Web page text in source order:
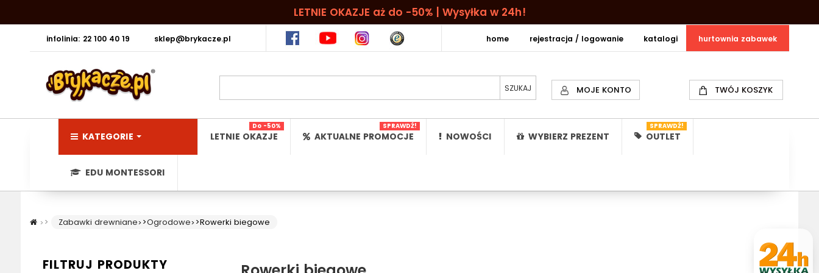
LETNIE OKAZJE aż do -50% | Wysyłka w 24h!
infolinia: 22 100 40 19 sklep@brykacze.pl hurtownia zabawek
katalogi
rejestracja / logowanie
home
MOJE KONTO TWÓJ KOSZYK
KATEGORIE LETNIE OKAZJE
Do -50%
AKTUALNE PROMOCJE
SPRAWDŹ!
NOWOŚCI WYBIERZ PREZENT OUTLET
SPRAWDŹ!
EDU MONTESSORI
> Zabawki drewniane >Ogrodowe >Rowerki biegowe
FILTRUJ PRODUKTY